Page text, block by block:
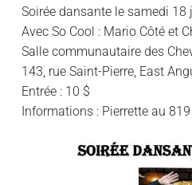
Soirée dansante le samedi 18
Avec So Cool : Mario Côté et
Salle communautaire des
143, rue Saint-Pierre, East
Entrée : 10 $
Informations : Pierrette au